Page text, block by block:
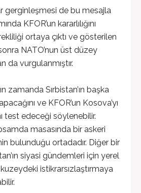
gerginleşmesi de bu mesajla
KFOR’un kararlılığını
ortaya çıktı ve gösterilen
NATO’nun üst düzey
da vurgulanmıştır.
zamanda Sırbistan’ın başka
ve KFOR’un Kosova’yı
test edeceği söylenebilir.
masasında bir askeri
bulunduğu ortadadır. Diğer bir
siyasi gündemleri için yerel
kuzeydeki istikrarsızlaştırmaya